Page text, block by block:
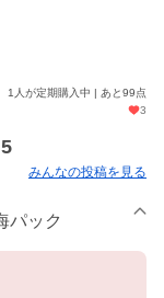
1人が定期購入中 | あと99点
3
みんなの投稿を見る
パック